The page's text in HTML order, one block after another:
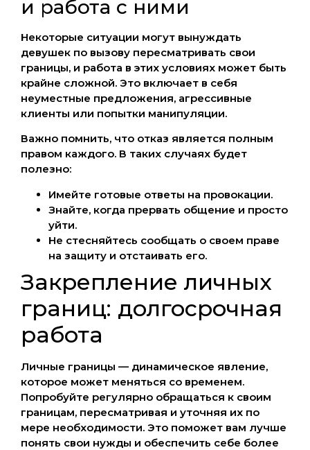
и работа с ними
Некоторые ситуации могут вынуждать
девушек по вызову пересматривать свои
границы, и работа в этих условиях может быть
крайне сложной. Это включает в себя
неуместные предложения, агрессивные
клиенты или попытки манипуляции.
Важно помнить, что отказ является полным
правом каждого. В таких случаях будет
полезно:
Имейте готовые ответы на провокации.
Знайте, когда прервать общение и просто
уйти.
Не стесняйтесь сообщать о своем праве
на защиту и отстаивать его.
Закрепление личных
границ: долгосрочная
работа
Личные границы — динамическое явление,
которое может меняться со временем.
Попробуйте регулярно обращаться к своим
границам, пересматривая и уточняя их по
мере необходимости. Это поможет вам лучше
понять свои нужды и обеспечить себе более